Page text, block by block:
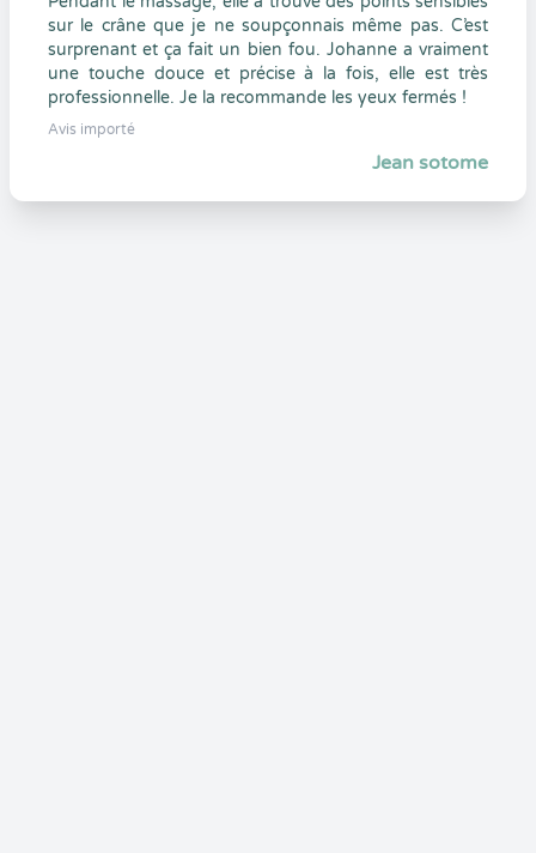
sur le crâne que je ne soupçonnais même pas. C’est
surprenant et ça fait un bien fou. Johanne a vraiment
une touche douce et précise à la fois, elle est très
professionnelle. Je la recommande les yeux fermés !
Avis importé
Jean sotome